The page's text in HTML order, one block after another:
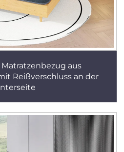
aus
Reißverschluss an der